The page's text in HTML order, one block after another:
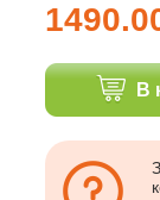
В